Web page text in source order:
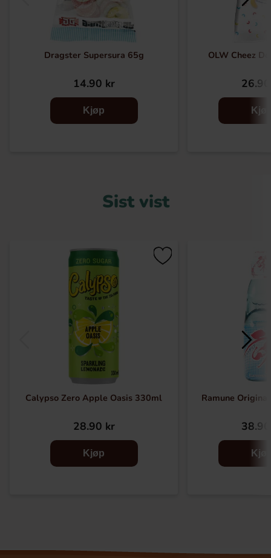
Dragster Supersura 65g
14.90 kr
Kjøp
OLW Cheez
Sist vist
Calypso Zero Apple Oasis 330ml
28.90 kr
Kjøp
Ramune